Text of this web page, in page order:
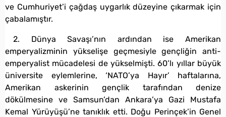
ve Cumhuriyet’i çağdaş uygarlık düzeyine çıkarmak için
çabalamıştır.
2. Dünya Savaşı’nın ardından ise Amerikan
emperyalizminin yükselişe geçmesiyle gençliğin anti-
emperyalist mücadelesi de yükselmişti. 60’lı yıllar büyük
üniversite eylemlerine, ‘NATO’ya Hayır’ haftalarına,
Amerikan askerinin gençlik tarafından denize
dökülmesine ve Samsun’dan Ankara’ya Gazi Mustafa
Kemal Yürüyüşü’ne tanıklık etti. Doğu Perinçek’in Genel